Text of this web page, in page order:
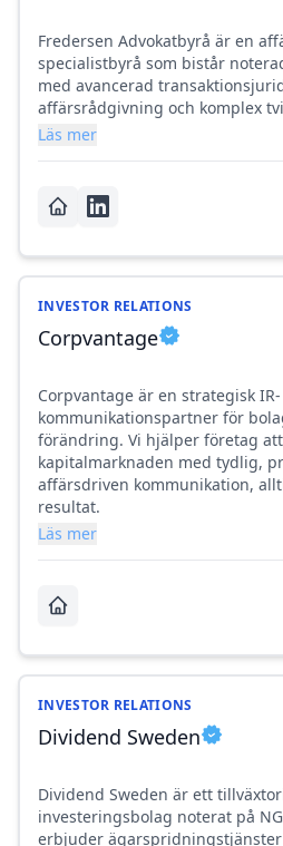
Fredersen Advokatbyrå är en
specialistbyrå som bistår
med avancerad
affärsrådgivning och komplex
Läs mer
INVESTOR RELATIONS
Corpvantage
Corpvantage är en strategisk
kommunikationspartner för
förändring. Vi hjälper företag
kapitalmarknaden med tydlig,
affärsdriven kommunikation,
resultat.
Läs mer
INVESTOR RELATIONS
Dividend Sweden
Dividend Sweden är ett
investeringsbolag noterat på
erbjuder